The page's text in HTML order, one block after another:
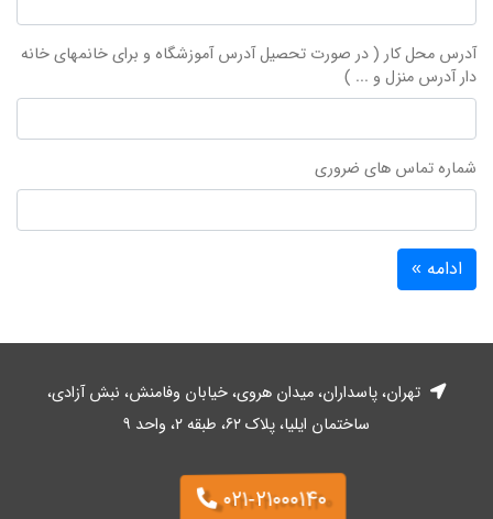
آدرس محل کار ( در صورت تحصیل آدرس آموزشگاه و برای خانمهای خانه
دار آدرس منزل و ... )
شماره تماس های ضروری
تهران، پاسداران، میدان هروی، خیابان وفا‌منش، نبش آزادی،
ساختمان ایلیا، پلاک ۶۲، طبقه ۲، واحد ۹
۰۲۱-۲۱۰۰۰۱۴۰